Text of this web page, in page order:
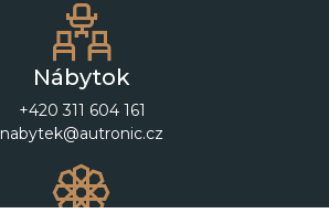
Nábytok
+420 311 604 161
nabytek@autronic.cz